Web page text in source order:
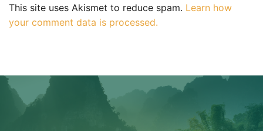
This site uses Akismet to reduce spam. Learn how
your comment data is processed.